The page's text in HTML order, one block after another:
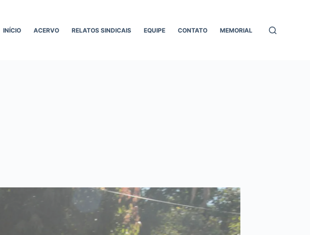
INÍCIO ACERVO RELATOS SINDICAIS EQUIPE CONTATO MEMORIAL